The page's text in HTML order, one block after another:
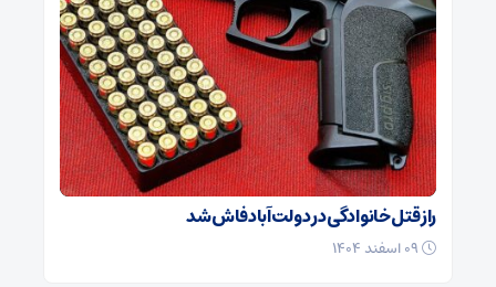
راز قتل خانوادگی در دولت‌آباد فاش شد